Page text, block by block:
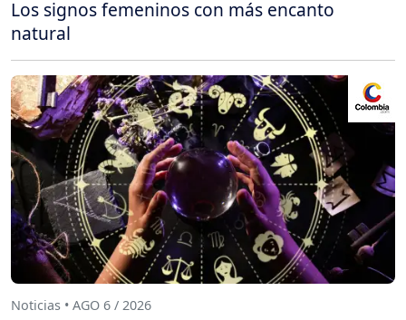
Los signos femeninos con más encanto
natural
Noticias • AGO 6 / 2026